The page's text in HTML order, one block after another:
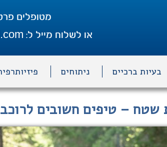
מטופלים
או לשלוח מייל ל:
בעיות ברכיים ניתוחים
שטח – טיפים חשובים